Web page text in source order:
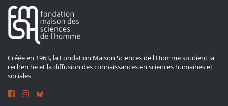
Créée en 1963, la Fondation Maison Sciences de l'Homme soutient la
recherche et la diffusion des connaissances en sciences humaines et
sociales.